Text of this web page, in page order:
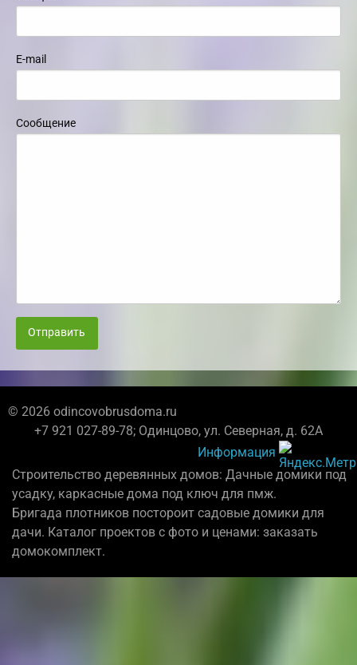
E-mail
Сообщение
Отправить
© 2026 odincovobrusdoma.ru
+7 921 027-89-78; Одинцово, ул. Северная, д. 62А
Информация
Строительство деревянных домов: Дачные домики под
усадку, каркасные дома под ключ для пмж.
Бригада плотников постороит садовые домики для
дачи. Каталог проектов с фото и ценами: заказать
домокомплект.